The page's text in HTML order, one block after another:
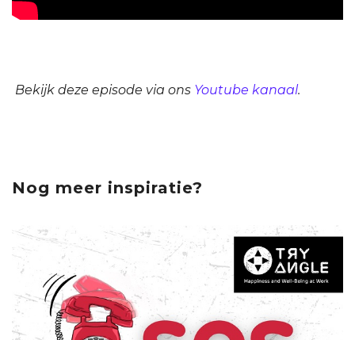
Bekijk deze episode via ons Youtube kanaal.
Nog meer inspiratie?